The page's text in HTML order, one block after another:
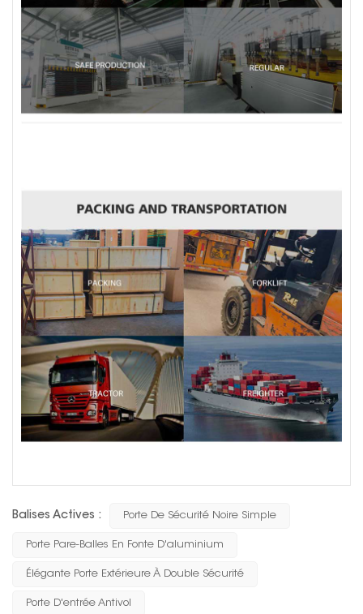
Balises Actives : Porte De Sécurité Noire Simple
Porte Pare-Balles En Fonte D'aluminium
Élégante Porte Extérieure À Double Sécurité
Porte D'entrée Antivol